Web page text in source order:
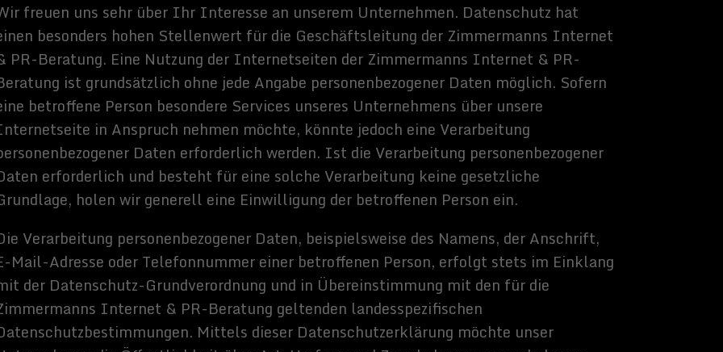
erforderlich werden. Ist die Verarbeitung personenbezogener
besteht für eine solche Verarbeitung keine gesetzliche
generell eine Einwilligung der betroffenen Person ein.
Daten, beispielsweise des Namens, der Anschrift,
Telefonnummer einer betroffenen Person, erfolgt stets im Einklang
und in Übereinstimmung mit den für die
& PR-Beratung geltenden landesspezifischen
Mittels dieser Datenschutzerklärung möchte unser
über Art, Umfang und Zweck der von uns erhobenen,
personenbezogenen Daten informieren. Ferner werden
dieser Datenschutzerklärung über die ihnen zustehenden
& PR-Beratung hat als für die Verarbeitung
technische und organisatorische Maßnahmen umgesetzt,
Schutz der über diese Internetseite verarbeiteten
sicherzustellen. Dennoch können Internetbasierte
Sicherheitslücken aufweisen, sodass ein absoluter
werden kann. Aus diesem Grund steht es jeder betroffenen
Daten auch auf alternativen Wegen, beispielsweise